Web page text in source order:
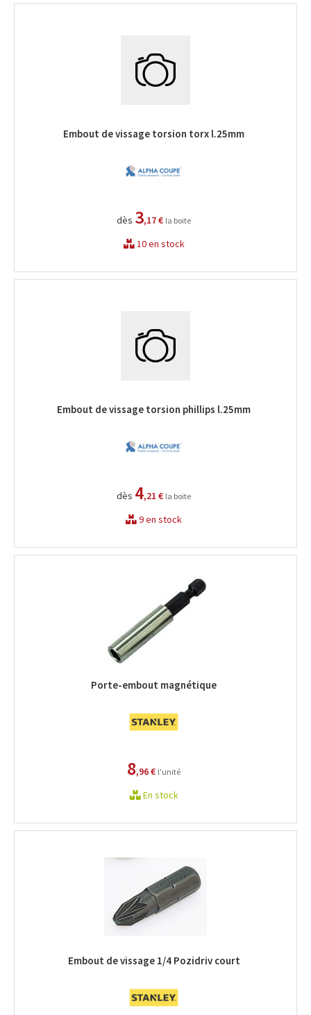
Embout de vissage torsion torx l.25mm
dès 3,17 € la boite
10 en stock
Embout de vissage torsion phillips l.25mm
dès 4,21 € la boite
9 en stock
Porte-embout magnétique
8,96 € l'unité
En stock
Embout de vissage 1/4 Pozidriv court